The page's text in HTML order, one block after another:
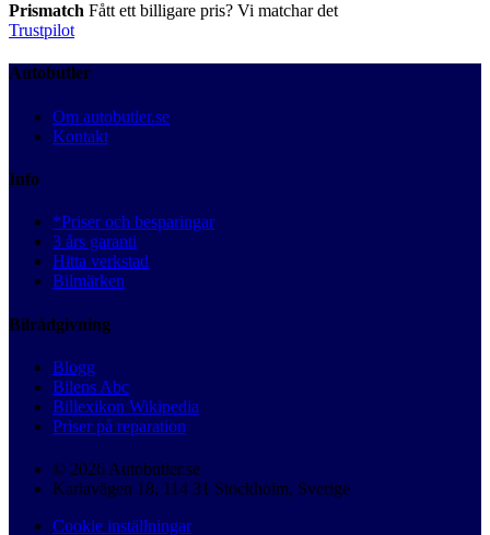
Prismatch Fått ett billigare pris? Vi matchar det
Trustpilot
Autobutler
Om autobutler.se
Kontakt
Info
*Priser och besparingar
3 års garanti
Hitta verkstad
Bilmärken
Bilrådgivning
Blogg
Bilens Abc
Billexikon Wikipedia
Priser på reparation
© 2026 Autobutler.se
Karlavägen 18, 114 31 Stockholm, Sverige
Cookie inställningar